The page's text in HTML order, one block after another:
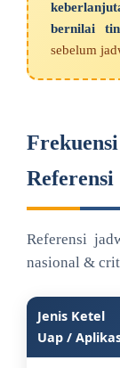
bernilai
sebelum
Referensi
Referensi
nasional &
Jenis Ketel
Uap /